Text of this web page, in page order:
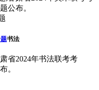
公布。
书法
省2024年书法联考考
。